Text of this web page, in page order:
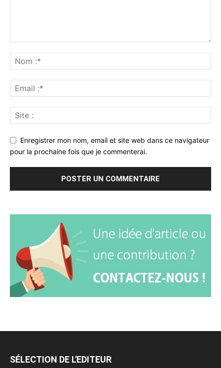
Enregistrer mon nom, email et site web dans ce navigateur
pour la prochaine fois que je commenterai.
SÉLECTION DE L'EDITEUR